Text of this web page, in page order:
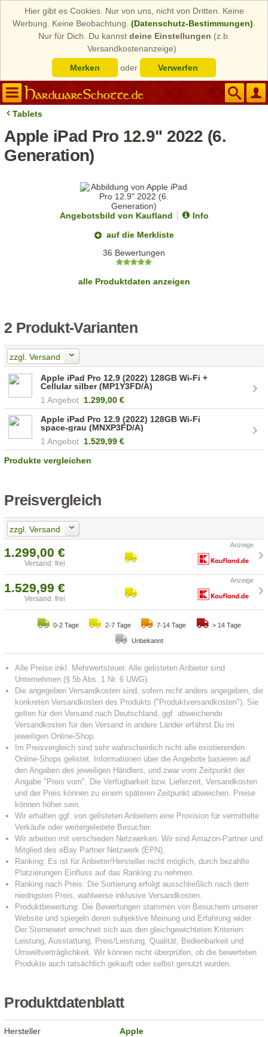
Hier gibt es Cookies. Nur von uns, nicht von Dritten. Keine
Werbung. Keine Beobachtung. (Datenschutz-Bestimmungen)
Nur für Dich. Du kannst deine Einstellungen (z.b.
Versandkostenanzeige)
Merken
oder Verwerfen
Tablets
Apple iPad Pro 12.9" 2022 (6.
Generation)
Angebotsbild von Kaufland
Info
auf die Merkliste
36 Bewertungen
alle Produktdaten anzeigen
2 Produkt-Varianten
zzgl. Versand
Apple iPad Pro 12.9 (2022) 128GB Wi-Fi +
Cellular silber (MP1Y3FD/A)
1 Angebot 1.299,00 €
Apple iPad Pro 12.9 (2022) 128GB Wi-Fi
space-grau (MNXP3FD/A)
1 Angebot 1.529,99 €
Produkte vergleichen
Preisvergleich
zzgl. Versand
1.299,00 €
Versand: frei
1.529,99 €
Versand: frei
0-2 Tage 2-7 Tage 7-14 Tage > 14 Tage
Unbekannt
Produktdatenblatt
Hersteller Apple